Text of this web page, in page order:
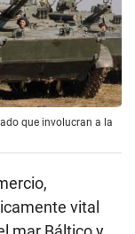
que involucran a la
vital